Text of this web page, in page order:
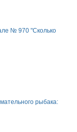
№ 970 "Сколько
рыбака: